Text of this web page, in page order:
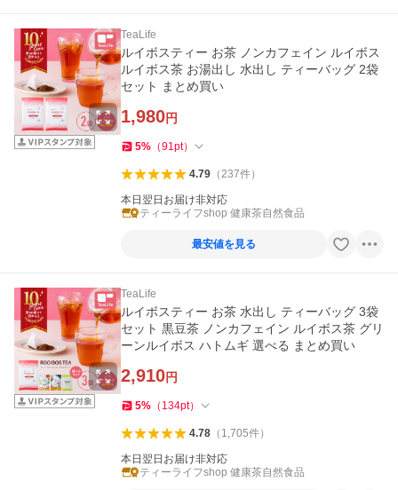
TeaLife
ルイボスティー お茶 ノンカフェイン ルイボス
ルイボス茶 お湯出し 水出し ティーバッグ 2袋
セット まとめ買い
1,980円
5% （91pt）
4.79（237件）
本日翌日お届け非対応
ティーライフshop 健康茶自然食品
最安値を見る
TeaLife
ルイボスティー お茶 水出し ティーバッグ 3袋
セット 黒豆茶 ノンカフェイン ルイボス茶 グリ
ーンルイボス ハトムギ 選べる まとめ買い
2,910円
5% （ 134pt）
4.78（ 1,705件）
本日翌日お届け非対応
ティーライフshop 健康茶自然食品